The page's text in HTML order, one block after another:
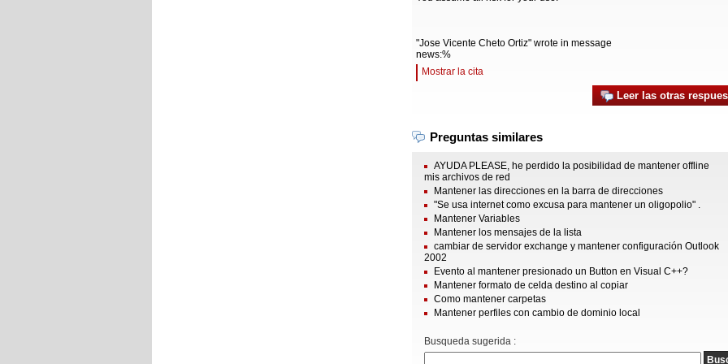
"Jose Vicente Cheto Ortiz" wrote in message
news:%
Mostrar la cita
Leer las otras
Preguntas similares
AYUDA PLEASE, he perdido la posibilidad de mantener offline
mis archivos de red
Mantener las direcciones en la barra de direcciones
"Se usa internet como excusa para mantener un oligopolio" .
Mantener Variables
Mantener los mensajes de la lista
cambiar de servidor exchange y mantener configuración Outlook
2002
Evento al mantener presionado un Button en Visual C++?
Mantener formato de celda destino al copiar
Como mantener carpetas
Mantener perfiles con cambio de dominio local
Busqueda sugerida :